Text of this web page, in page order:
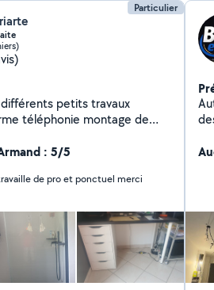
Particulier
montage de
: 5/5
de pro et ponctuel merci